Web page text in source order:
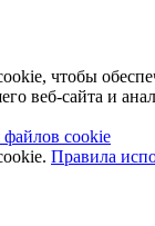
чтобы
веб-сайта и
файлов cookie
Правила